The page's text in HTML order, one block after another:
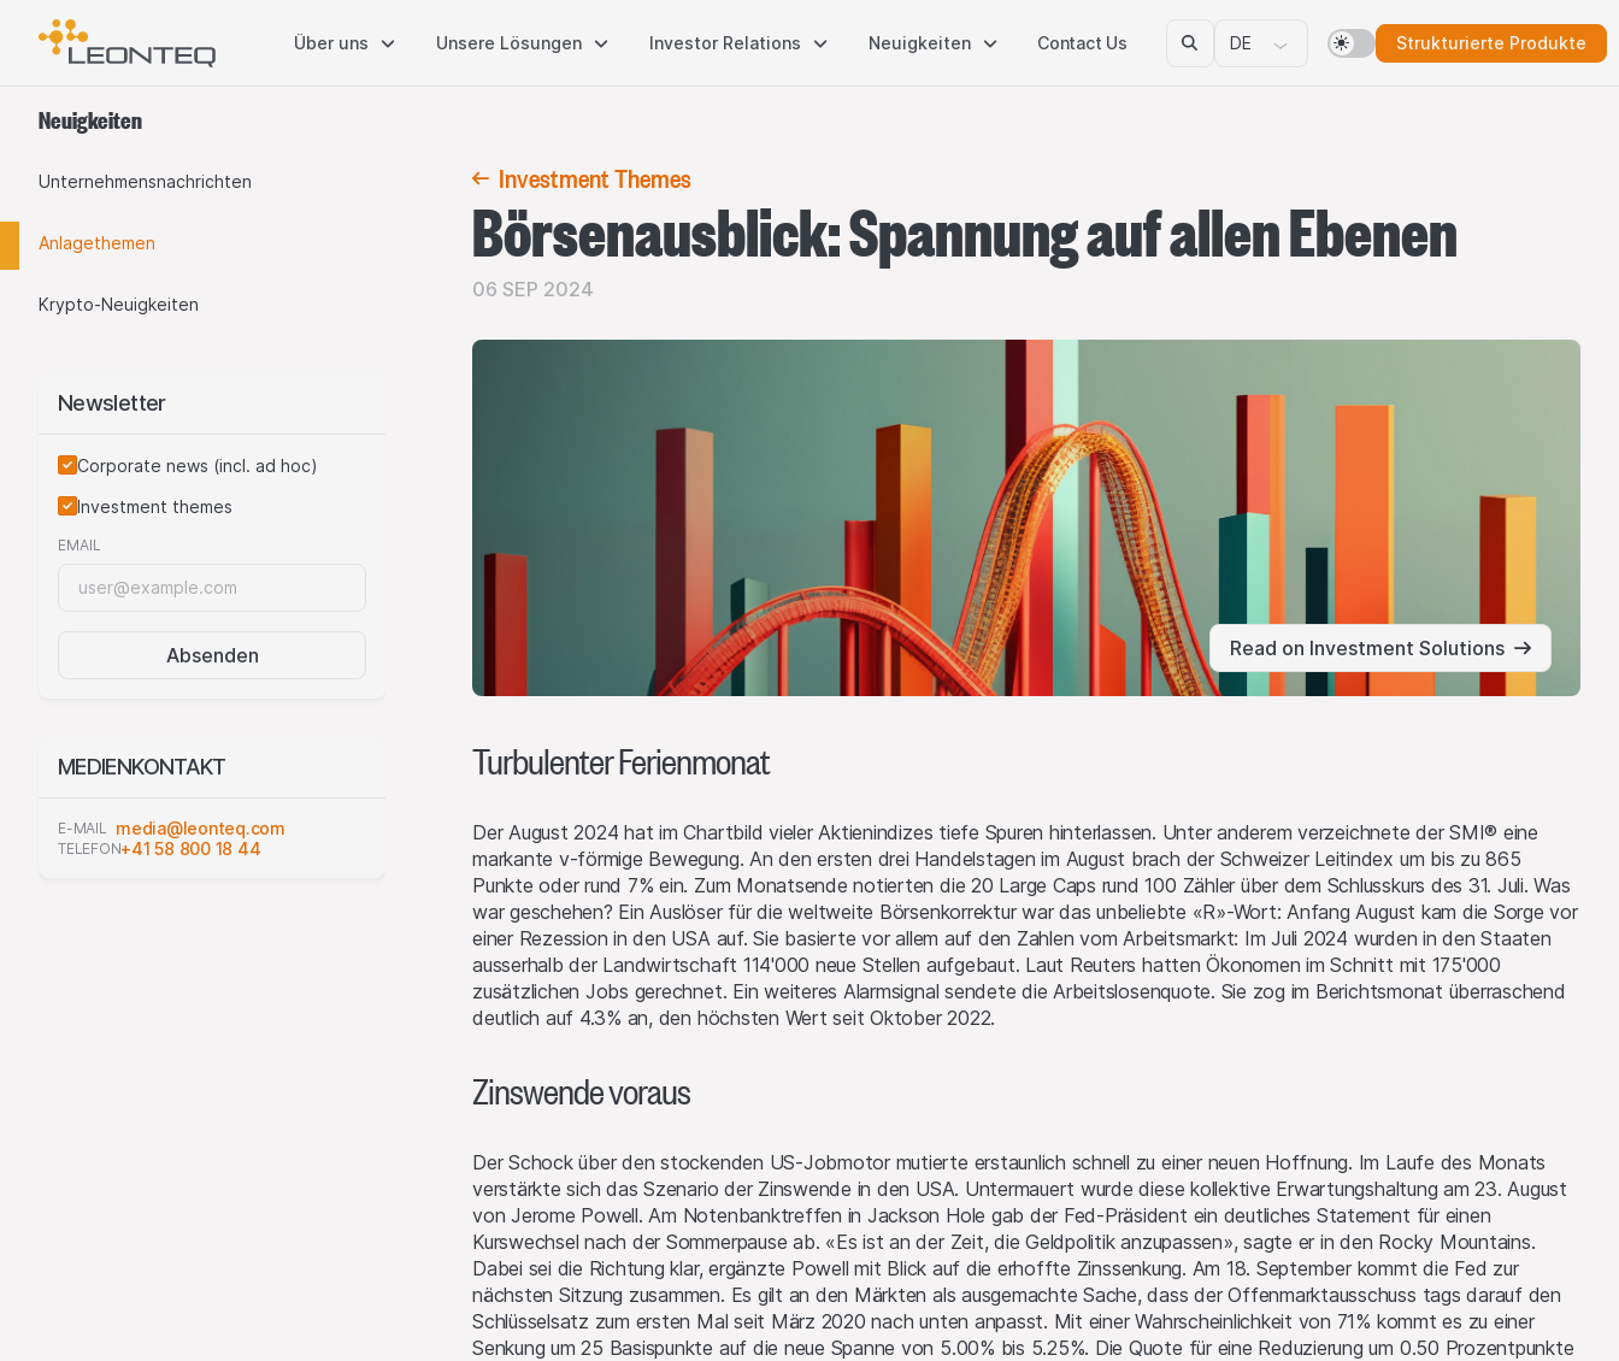
Über uns Unsere Lösungen Investor Relations Neuigkeiten Contact Us Strukturierte Produkte
DE
Neuigkeiten
Unternehmens​nachrichten
Anlagethemen
Krypto-Neuigkeiten
Newsletter
Corporate news (incl. ad hoc)
Investment themes
EMAIL
Absenden
MEDIENKONTAKT
E-MAIL media@leonteq.com
TELEFON+41 58 800 18 44
Investment Themes
Börsenausblick: Spannung auf allen Ebenen
06 SEP 2024
Read on Investment Solutions
Turbulenter Ferienmonat
Der August 2024 hat im Chartbild vieler Aktienindizes tiefe Spuren hinterlassen. Unter anderem verzeichnete der SMI® eine
markante v-förmige Bewegung. An den ersten drei Handelstagen im August brach der Schweizer Leitindex um bis zu 865
Punkte oder rund 7% ein. Zum Monatsende notierten die 20 Large Caps rund 100 Zähler über dem Schlusskurs des 31. Juli. Was
war geschehen? Ein Auslöser für die weltweite Börsenkorrektur war das unbeliebte «R»-Wort: Anfang August kam die Sorge vor
einer Rezession in den USA auf. Sie basierte vor allem auf den Zahlen vom Arbeitsmarkt: Im Juli 2024 wurden in den Staaten
ausserhalb der Landwirtschaft 114'000 neue Stellen aufgebaut. Laut Reuters hatten Ökonomen im Schnitt mit 175'000
zusätzlichen Jobs gerechnet. Ein weiteres Alarmsignal sendete die Arbeitslosenquote. Sie zog im Berichtsmonat überraschend
deutlich auf 4.3% an, den höchsten Wert seit Oktober 2022.
Zinswende voraus
Der Schock über den stockenden US-Jobmotor mutierte erstaunlich schnell zu einer neuen Hoffnung. Im Laufe des Monats
verstärkte sich das Szenario der Zinswende in den USA. Untermauert wurde diese kollektive Erwartungshaltung am 23. August
von Jerome Powell. Am Notenbanktreffen in Jackson Hole gab der Fed-Präsident ein deutliches Statement für einen
Kurswechsel nach der Sommerpause ab. «Es ist an der Zeit, die Geldpolitik anzupassen», sagte er in den Rocky Mountains.
Dabei sei die Richtung klar, ergänzte Powell mit Blick auf die erhoffte Zinssenkung. Am 18. September kommt die Fed zur
nächsten Sitzung zusammen. Es gilt an den Märkten als ausgemachte Sache, dass der Offenmarktausschuss tags darauf den
Schlüsselsatz zum ersten Mal seit März 2020 nach unten anpasst. Mit einer Wahrscheinlichkeit von 71% kommt es zu einer
Senkung um 25 Basispunkte auf die neue Spanne von 5.00% bis 5.25%. Die Quote für eine Reduzierung um 0.50 Prozentpunkte